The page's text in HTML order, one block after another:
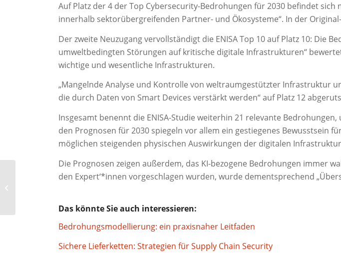
Auf Platz der 4 der Top Cybersecurity-Bedrohungen für 2030 befindet
innerhalb sektorübergreifenden Partner- und Ökosysteme“. In der
Der zweite Neuzugang vervollständigt die ENISA Top 10 auf Platz 10: Die
umweltbedingten Störungen auf kritische digitale Infrastrukturen“
wichtige und wesentliche Infrastrukturen.
„Mangelnde Analyse und Kontrolle von weltraumgestützter Infrastruktur
die durch Daten von Smart Devices verstärkt werden“ auf Platz 12
Insgesamt benennt die ENISA-Studie weiterhin 21 relevante
den Prognosen für 2030 spiegeln vor allem ein gestiegenes Bewusstsein
möglichen steigenden physischen Auswirkungen der digitalen
Die Prognosen zeigen außerdem, das KI-bezogene Bedrohungen immer
den Expert‘*innen vorgeschlagen wurden, wurde dementsprechend
Das könnte Sie auch interessieren:
Bedrohungsmodellierung: ein praxisnaher Leitfaden
Sichere Lieferketten: Strategien für Supply Chain Security
E-Mail-Verschlüsselung